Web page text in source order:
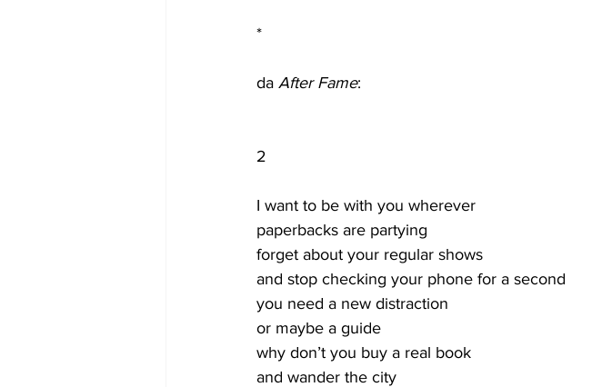
*
da After Fame:
2
I want to be with you wherever
paperbacks are partying
forget about your regular shows
and stop checking your phone for a second
you need a new distraction
or maybe a guide
why don’t you buy a real book
and wander the city